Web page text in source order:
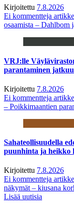
Kirjoitettu 7.8.2026
Ei kommentteja
osaamista – Dahlbom
VRJ:lle
parantaminen jatkuu
Kirjoitettu 7.8.2026
Ei kommentteja
– Poikkimaantien
Sahateollisuudella
puunhinta ja heikko
Kirjoitettu 7.8.2026
Ei kommentteja
näkymät – kiusana
Lisää uutisia